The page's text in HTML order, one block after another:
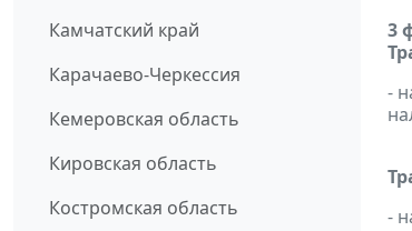
Камчатский край
Карачаево-Черкессия
Кемеровская область
Кировская область
Костромская область
3
-
-